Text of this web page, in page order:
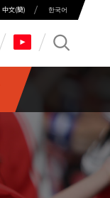
中⽂(簡) 한국어